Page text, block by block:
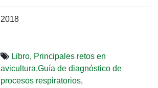
2018
Libro, Principales retos en
avicultura.Guía de diagnóstico de
procesos respiratorios,